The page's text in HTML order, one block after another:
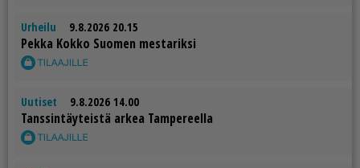
Urheilu 9.8.2026 20.15
Pek­ka Kok­ko Suo­men mes­ta­rik­si
Uutiset 9.8.2026 14.00
Tans­sin­täy­teis­tä ar­kea Tam­pe­reel­la